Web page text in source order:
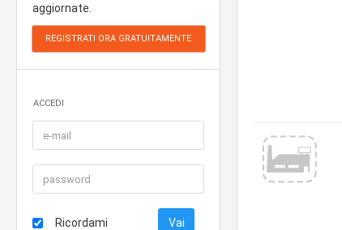
aggiornate.
ACCEDI
Ricordami